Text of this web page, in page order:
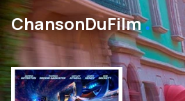
ChansonDuFilm․